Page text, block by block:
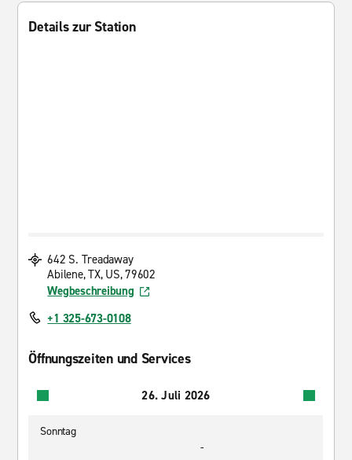
Details zur Station
642 S. Treadaway
Abilene, TX, US, 79602
Wegbeschreibung
+1 325-673-0108
Öffnungszeiten und Services
26. Juli 2026
Sonntag
-